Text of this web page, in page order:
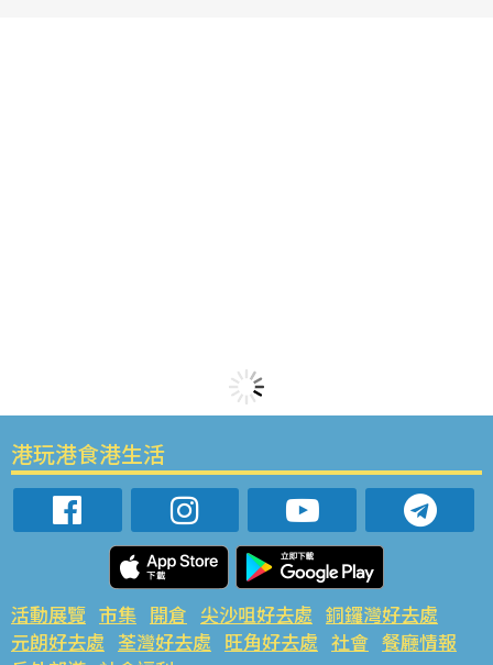
港玩港食港生活
活動展覽 市集 開倉 尖沙咀好去處 銅鑼灣好去處
元朗好去處 荃灣好去處 旺角好去處 社會 餐廳情報